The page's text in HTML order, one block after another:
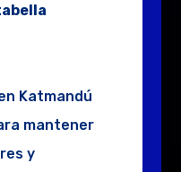
Katmandú
mantener
y